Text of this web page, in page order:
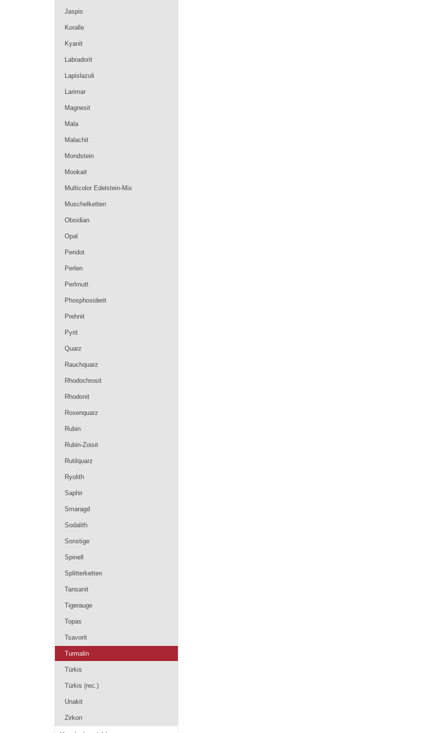
Jaspis
Koralle
Kyanit
Labradorit
Lapislazuli
Larimar
Magnesit
Mala
Malachit
Mondstein
Mookait
Multicolor Edelstein-Mix
Muschelketten
Obsidian
Opal
Peridot
Perlen
Perlmutt
Phosphosiderit
Prehnit
Pyrit
Quarz
Rauchquarz
Rhodochrosit
Rhodonit
Rosenquarz
Rubin
Rubin-Zoisit
Rutilquarz
Ryolith
Saphir
Smaragd
Sodalith
Sonstige
Spinell
Splitterketten
Tansanit
Tigerauge
Topas
Tsavorit
Turmalin
Türkis
Türkis (rec.)
Unakit
Zirkon